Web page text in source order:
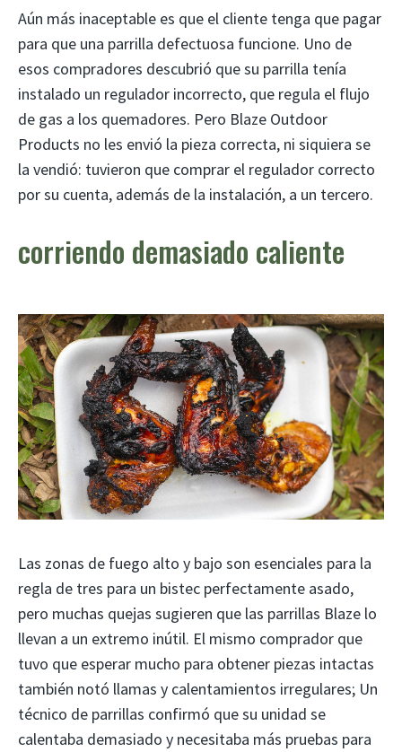
Aún más inaceptable es que el cliente tenga que pagar
para que una parrilla defectuosa funcione. Uno de
esos compradores descubrió que su parrilla tenía
instalado un regulador incorrecto, que regula el flujo
de gas a los quemadores. Pero Blaze Outdoor
Products no les envió la pieza correcta, ni siquiera se
la vendió: tuvieron que comprar el regulador correcto
por su cuenta, además de la instalación, a un tercero.
corriendo demasiado caliente
Las zonas de fuego alto y bajo son esenciales para la
regla de tres para un bistec perfectamente asado,
pero muchas quejas sugieren que las parrillas Blaze lo
llevan a un extremo inútil. El mismo comprador que
tuvo que esperar mucho para obtener piezas intactas
también notó llamas y calentamientos irregulares; Un
técnico de parrillas confirmó que su unidad se
calentaba demasiado y necesitaba más pruebas para